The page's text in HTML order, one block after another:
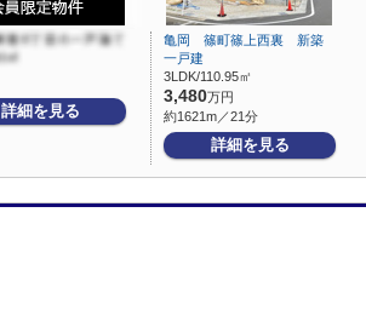
詳細を見る
亀岡 篠町篠上西裏 新築
一戸建
3LDK/110.95㎡
3,480万円
約1621m／21分
詳細を見る